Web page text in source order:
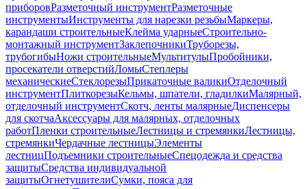
приборовРазметочный инструментРазметочные
инструментыИнструменты для нарезки резьбыМаркеры,
карандаши строительныеКлейма ударныеСтроительно-
монтажный инструментЗаклепочникиТруборезы,
трубогибыНожи строительныеМультитулыПробойники,
просекатели отверстийЛомыСтеплеры
механическиеСтеклорезыПрикаточные валикиОтделочный
инструментПлиткорезыКельмы, шпатели, гладилкиМалярный,
отделочный инструментСкотч, ленты малярныеДиспенсеры
для скотчаАксессуары для малярных, отделочных
работПленки строительныеЛестницы и стремянкиЛестницы,
стремянкиЧердачные лестницыЭлементы
лестницПодъемники строительныеСпецодежда и средства
защитыСредства индивидуальной
защитыОгнетушителиСумки, пояса для